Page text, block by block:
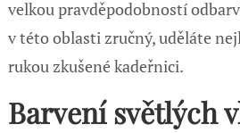
velkou pravděpodobností
v této oblasti zručný, uděláte
rukou zkušené kadeřnici.
Barvení světlých